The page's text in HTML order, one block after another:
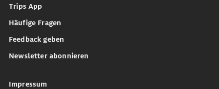
Trips App
Häufige Fragen
Feedback geben
Newsletter abonnieren
Impressum